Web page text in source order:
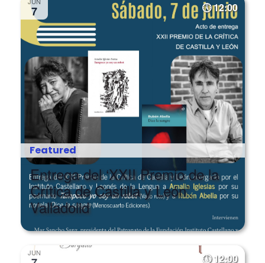
Featured
Entrega del ‘XXII Premio de la
Crítica de Castilla y León’.
Valladolid
JUN
7